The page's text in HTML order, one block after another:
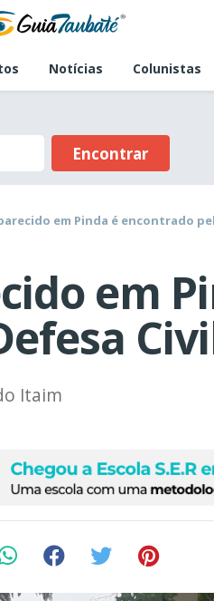
Notícias Colunistas
Encontrar
em Pinda é encontrado
em
Itaim